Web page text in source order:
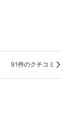
91件のクチコミ